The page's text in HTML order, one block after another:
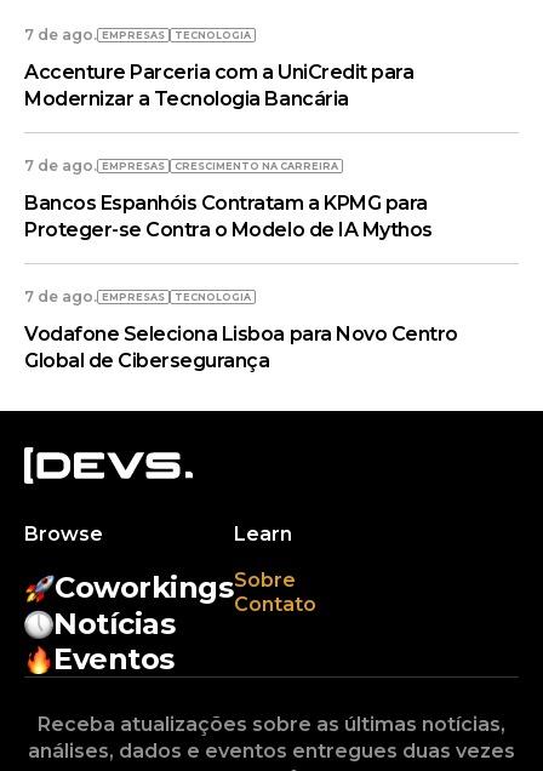
7 de ago. EMPRESAS TECNOLOGIA
Accenture Parceria com a UniCredit para
Modernizar a Tecnologia Bancária
7 de ago. EMPRESAS CRESCIMENTO NA CARREIRA
Bancos Espanhóis Contratam a KPMG para
Proteger-se Contra o Modelo de IA Mythos
7 de ago. EMPRESAS TECNOLOGIA
Vodafone Seleciona Lisboa para Novo Centro
Global de Cibersegurança
Browse
Coworkings
Notícias
Eventos
Learn
Sobre
Contato
Receba atualizações sobre as últimas notícias,
análises, dados e eventos entregues duas vezes